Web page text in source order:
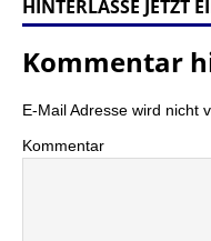
HINTERLASSE JETZT
Kommentar
E-Mail Adresse wird nicht
Kommentar